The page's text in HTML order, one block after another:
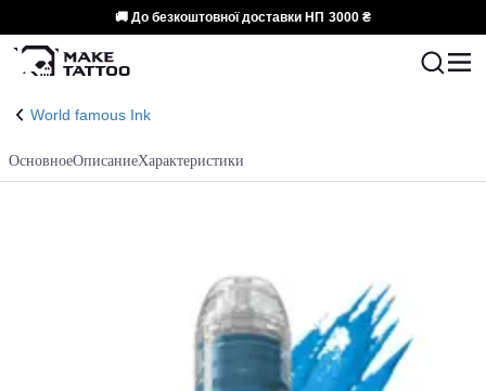
🚚 До безкоштовної доставки НП 3000 ₴
World famous Ink
ОсновноеОписаниеХарактеристики